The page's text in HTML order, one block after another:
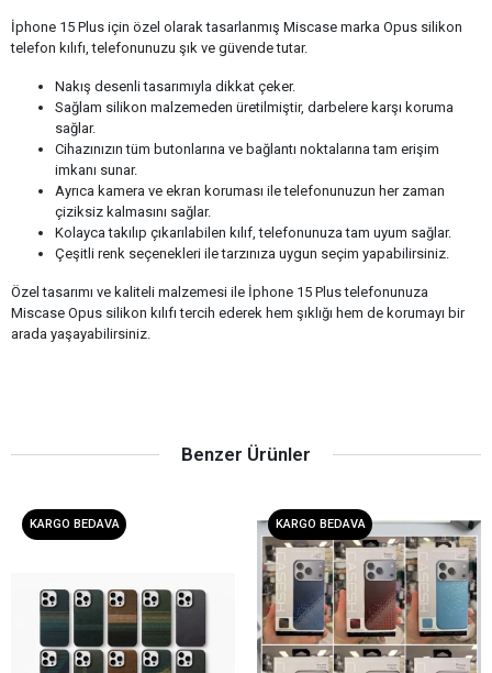
İphone 15 Plus için özel olarak tasarlanmış Miscase marka Opus silikon
telefon kılıfı, telefonunuzu şık ve güvende tutar.
Nakış desenli tasarımıyla dikkat çeker.
Sağlam silikon malzemeden üretilmiştir, darbelere karşı koruma
sağlar.
Cihazınızın tüm butonlarına ve bağlantı noktalarına tam erişim
imkanı sunar.
Ayrıca kamera ve ekran koruması ile telefonunuzun her zaman
çiziksiz kalmasını sağlar.
Kolayca takılıp çıkarılabilen kılıf, telefonunuza tam uyum sağlar.
Çeşitli renk seçenekleri ile tarzınıza uygun seçim yapabilirsiniz.
Özel tasarımı ve kaliteli malzemesi ile İphone 15 Plus telefonunuza
Miscase Opus silikon kılıfı tercih ederek hem şıklığı hem de korumayı bir
arada yaşayabilirsiniz.
Benzer Ürünler
KARGO BEDAVA KARGO BEDAVA